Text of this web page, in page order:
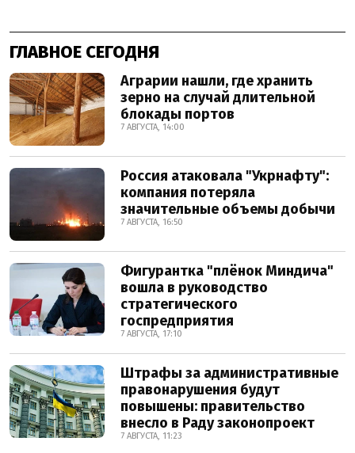
ГЛАВНОЕ СЕГОДНЯ
Аграрии нашли, где хранить
зерно на случай длительной
блокады портов
7 АВГУСТА, 14:00
Россия атаковала "Укрнафту":
компания потеряла
значительные объемы добычи
7 АВГУСТА, 16:50
Фигурантка "плёнок Миндича"
вошла в руководство
стратегического
госпредприятия
7 АВГУСТА, 17:10
Штрафы за административные
правонарушения будут
повышены: правительство
внесло в Раду законопроект
7 АВГУСТА, 11:23